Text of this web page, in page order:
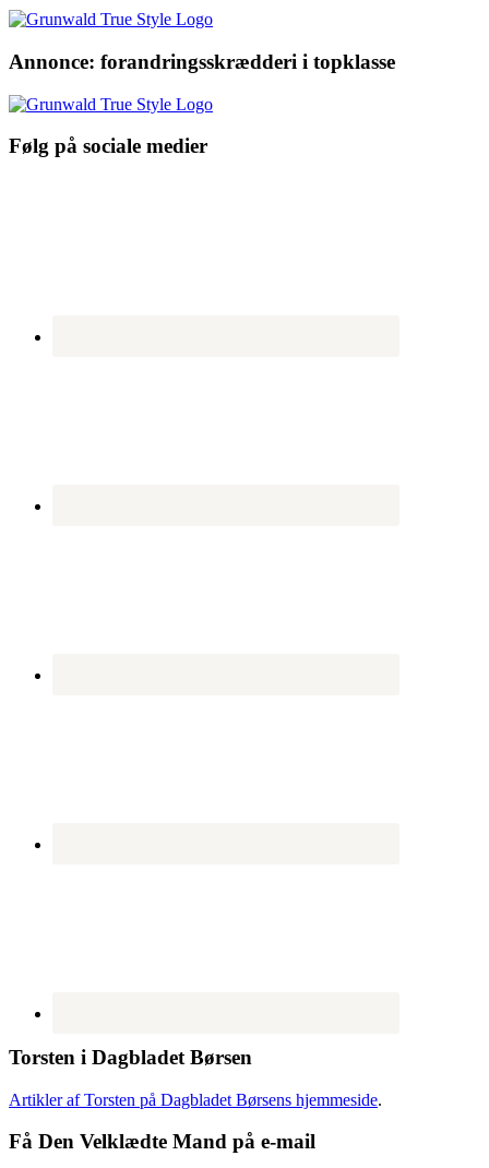
Annonce: forandringsskrædderi i topklasse
Følg på sociale medier
Torsten i Dagbladet Børsen
Artikler af Torsten på Dagbladet Børsens hjemmeside.
Få Den Velklædte Mand på e-mail